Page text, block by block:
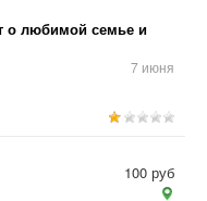
о любимой семье и
7 июня
100 руб